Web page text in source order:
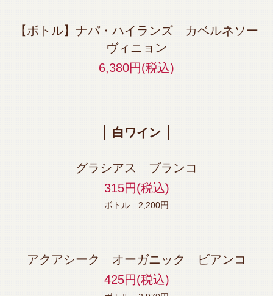
【ボトル】ナパ・ハイランズ カベルネソー
ヴィニョン
6,380円(税込)
白ワイン
グラシアス ブランコ
315円(税込)
ボトル 2,200円
アクアシーク オーガニック ビアンコ
425円(税込)
ドリンク | 原価ビストロ チーズプラス 京都駅タワー前
京都府京都市下京区塩小路通烏丸東入東塩小路町717-3 飯田惣平ビ